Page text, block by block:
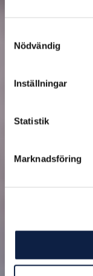
Nödvändig
Inställningar
Statistik
Marknadsföring